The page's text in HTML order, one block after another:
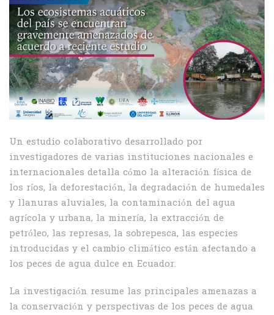
Un estudio colaborativo desarrollado por
investigadores de varias instituciones nacionales e
internacionales detalla cómo la alteración física de
los ríos, la deforestación, la degradación de humedales
y llanuras aluviales, la contaminación del agua
agrícola y urbana, la minería, la extracción de
petróleo, las represas, la sobrepesca, las especies
introducidas y el cambio climático están afectando a
los peces de agua dulce en Ecuador.
La investigación resume las principales amenazas a
la conservación y perspectivas de los peces de agua